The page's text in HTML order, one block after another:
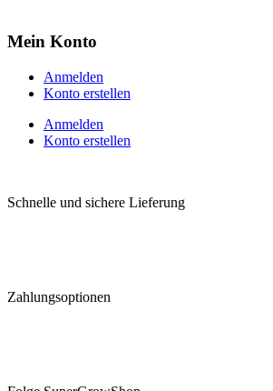
Mein Konto
Anmelden
Konto erstellen
Anmelden
Konto erstellen
Schnelle und sichere Lieferung
Zahlungsoptionen